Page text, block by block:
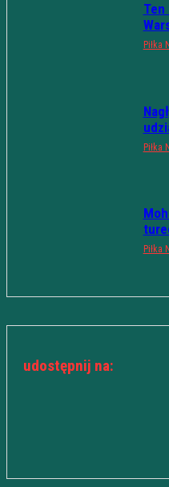
Ten
Piłka
Piłka
Piłka
udostępnij na: